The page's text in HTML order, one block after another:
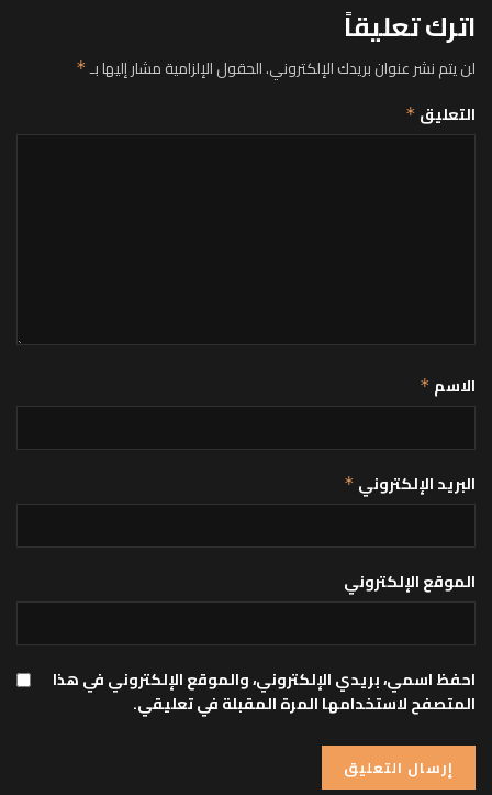
اترك تعليقاً
لن يتم نشر عنوان بريدك الإلكتروني.الحقول الإلزامية مشار إليها بـ*
التعليق *
الاسم *
البريد الإلكتروني *
الموقع الإلكتروني
احفظ اسمي، بريدي الإلكتروني، والموقع الإلكتروني في هذا
المتصفح لاستخدامها المرة المقبلة في تعليقي.